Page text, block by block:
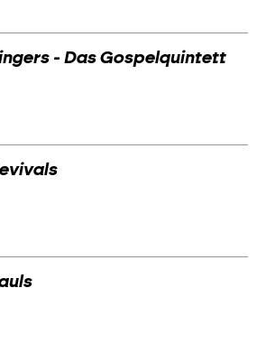
- Das Gospelquintett